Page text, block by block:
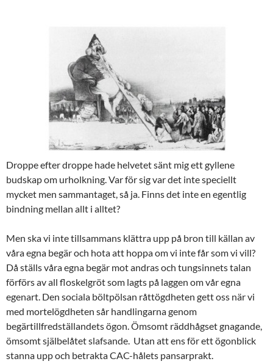
Droppe efter droppe hade helvetet sänt mig ett gyllene
budskap om urholkning. Var för sig var det inte speciellt
mycket men sammantaget, så ja. Finns det inte en egentlig
bindning mellan allt i alltet?
Men ska vi inte tillsammans klättra upp på bron till källan av
våra egna begär och hota att hoppa om vi inte får som vi vill?
Då ställs våra egna begär mot andras och tungsinnets talan
förförs av all floskelgröt som lagts på laggen om vår egna
egenart. Den sociala böltpölsan råttögdheten gett oss när vi
med mortelögdheten sår handlingarna genom
begärtillfredställandets ögon. Ömsomt räddhågset gnagande,
ömsomt själbelåtet slafsande. Utan att ens för ett ögonblick
stanna upp och betrakta CAC-hålets pansarprakt.